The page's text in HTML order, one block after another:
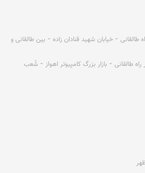
طالقانی ⁃ خیابان شهید قنادان زاده ⁃ بین طالقانی و
راه طالقانی ⁃ بازار بزرگ کامپیوتر اهواز ⁃ شُعب